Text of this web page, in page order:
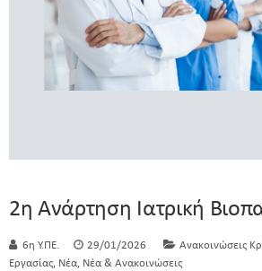
2η Ανάρτηση Ιατρική
6η Υ.ΠΕ. 29/01/2026 Ανακοινώσεις
Εργασίας, Νέα, Νέα & Ανακοινώσεις